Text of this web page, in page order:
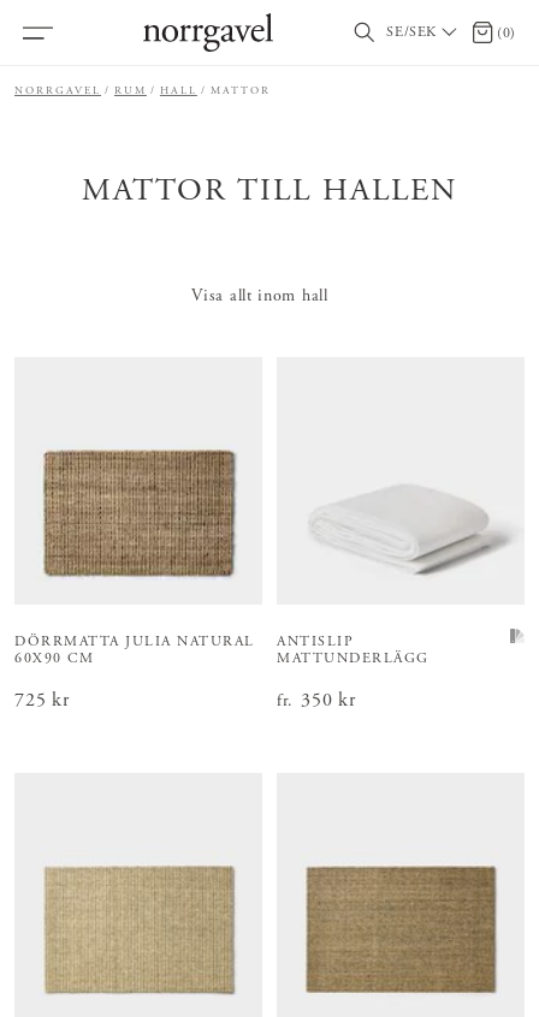
SE/SEK 0 (0)
NORRGAVEL RUM HALL MATTOR
MATTOR TILL HALLEN
Visa allt inom hall
DÖRRMATTA JULIA NATURAL
60X90 CM
Pris :725 kr
725 kr
ANTISLIP
MATTUNDERLÄGG
fr. Pris :350 kr
350 kr